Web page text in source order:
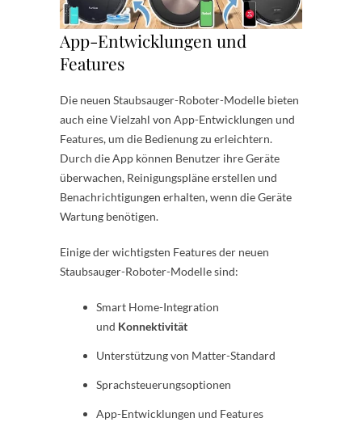
App-Entwicklungen und
Features
Die neuen Staubsauger-Roboter-Modelle bieten
auch eine Vielzahl von App-Entwicklungen und
Features, um die Bedienung zu erleichtern.
Durch die App können Benutzer ihre Geräte
überwachen, Reinigungspläne erstellen und
Benachrichtigungen erhalten, wenn die Geräte
Wartung benötigen.
Einige der wichtigsten Features der neuen
Staubsauger-Roboter-Modelle sind:
Smart Home-Integration
und Konnektivität
Unterstützung von Matter-Standard
Sprachsteuerungsoptionen
App-Entwicklungen und Features